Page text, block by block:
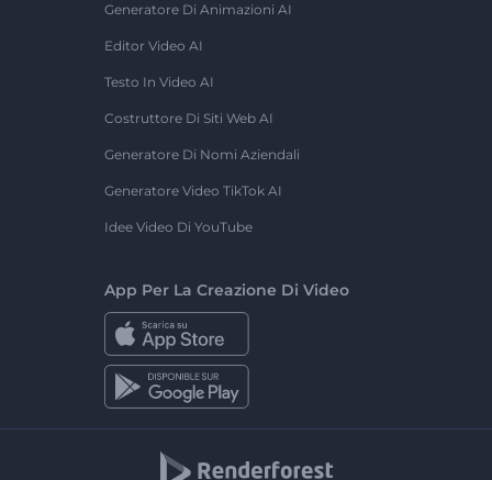
Generatore Di Animazioni AI
Editor Video AI
Testo In Video AI
Costruttore Di Siti Web AI
Generatore Di Nomi Aziendali
Generatore Video TikTok AI
Idee Video Di YouTube
App Per La Creazione Di Video